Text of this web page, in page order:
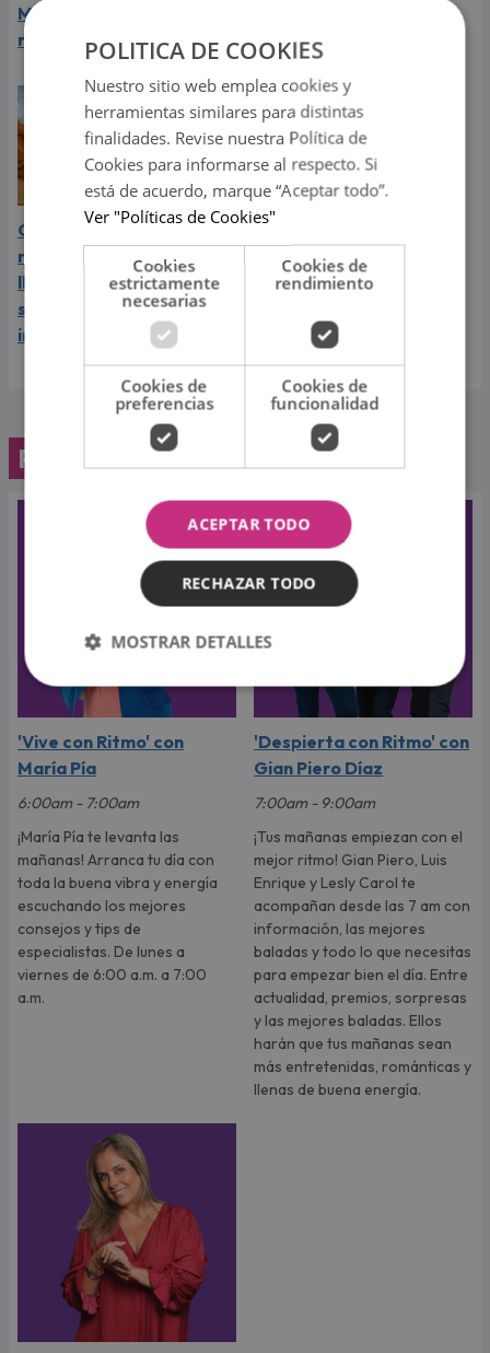
Mike Bahía desata
rumores
sus seguidores
Carín León vive el mejor
momento de su carrera y
llega a Lima en el año de
su consagración
internacional
Programación
'Vive con Ritmo' con
María Pía
6:00am - 7:00am
¡María Pía te levanta las
mañanas! Arranca tu día con
toda la buena vibra y energía
escuchando los mejores
consejos y tips de
especialistas. De lunes a
viernes de 6:00 a.m. a 7:00
a.m.
'Despierta con Ritmo' con
Gian Piero Díaz
7:00am - 9:00am
¡Tus mañanas empiezan con el
mejor ritmo! Gian Piero, Luis
Enrique y Lesly Carol te
acompañan desde las 7 am con
información, las mejores
baladas y todo lo que necesitas
para empezar bien el día. Entre
actualidad, premios, sorpresas
y las mejores baladas. Ellos
harán que tus mañanas sean
más entretenidas, románticas y
llenas de buena energía.
POLITICA DE COOKIES
Nuestro sitio web emplea cookies y
herramientas similares para distintas
finalidades. Revise nuestra Política de
Cookies para informarse al respecto. Si
está de acuerdo, marque “Aceptar todo”.
Ver "Políticas de Cookies"
Cookies
estrictamente
necesarias
Cookies de
rendimiento
Cookies de
preferencias
Cookies de
funcionalidad
ACEPTAR TODO
RECHAZAR TODO
MOSTRAR DETALLES